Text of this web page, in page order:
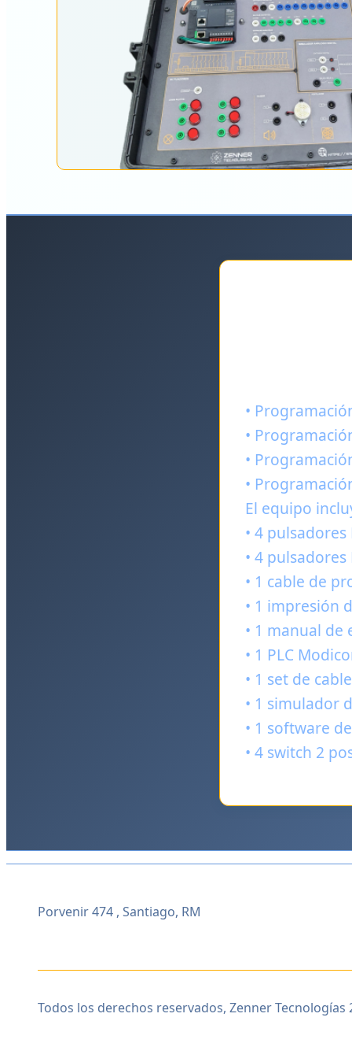
•
•
•
•
El equipo
• 4 pulsadores
• 4 pulsadores
• 1 cable de
• 1 impresión
• 1 manual de
• 1 PLC
• 1 set de
• 1 simulador
• 1 software
• 4 switch 2
Porvenir 474 , Santiago, RM
Todos los derechos reservados, Zenner Tecnologías